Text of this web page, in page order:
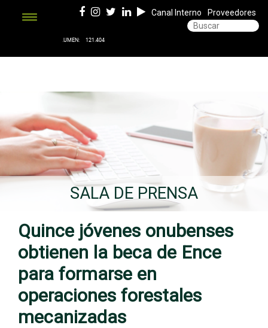
Canal Interno Proveedores
SALA DE PRENSA
Quince jóvenes onubenses
obtienen la beca de Ence
para formarse en
operaciones forestales
mecanizadas